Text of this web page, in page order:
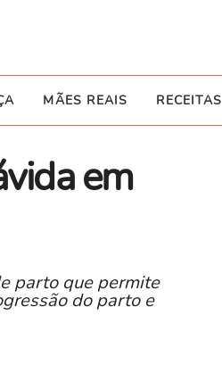
MÃES REAIS RECEITAS
em
parto que permite
do parto e